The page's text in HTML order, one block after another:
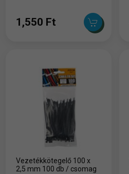
1,550 Ft
Vezetékkötegelő 100 x
2,5 mm 100 db / csomag